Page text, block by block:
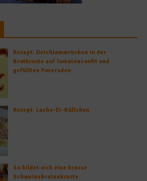
Rezept: Deichlammrücken in der
Brotkruste auf Tomatenconfit und
gefüllten Poveraden
Rezept: Lachs-Ei-Röllchen
So bildet sich eine krosse
Schweinebratenkruste